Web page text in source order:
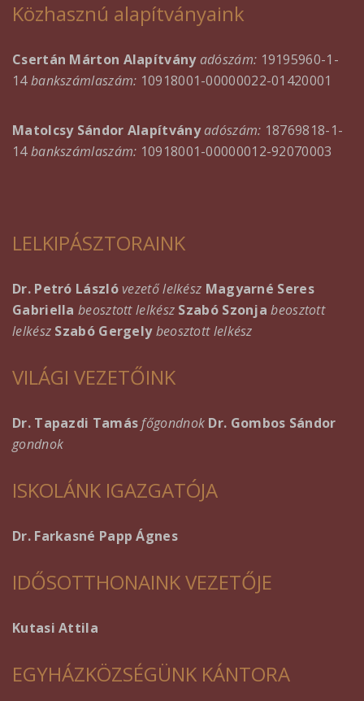
Közhasznú alapítványaink
Csertán Márton Alapítvány adószám: 19195960-1-
14bankszámlaszám: 10918001-00000022-01420001
Matolcsy Sándor Alapítványadószám: 18769818-1-
14bankszámlaszám: 10918001-00000012-92070003
LELKIPÁSZTORAINK
Dr. Petró Lászlóvezető lelkész Magyarné Seres
Gabriella beosztott lelkész Szabó Szonjabeosztott
lelkész Szabó Gergely beosztott lelkész
VILÁGI VEZETŐINK
Dr. Tapazdi Tamásfőgondnok Dr. Gombos Sándor
gondnok
ISKOLÁNK IGAZGATÓJA
Dr. Farkasné Papp Ágnes
IDŐSOTTHONAINK VEZETŐJE
Kutasi Attila
EGYHÁZKÖZSÉGÜNK KÁNTORA